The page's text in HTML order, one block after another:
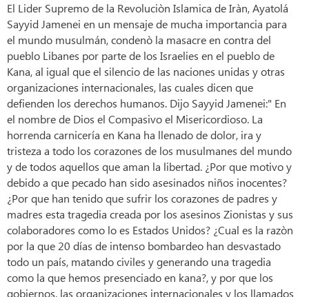
El Lider Supremo de la Revoluciòn Islamica de Iràn, Ayatolá
Sayyid Jamenei en un mensaje de mucha importancia para
el mundo musulmán, condenò la masacre en contra del
pueblo Libanes por parte de los Israelies en el pueblo de
Kana, al igual que el silencio de las naciones unidas y otras
organizaciones internacionales, las cuales dicen que
defienden los derechos humanos. Dijo Sayyid Jamenei:" En
el nombre de Dios el Compasivo el Misericordioso. La
horrenda carnicería en Kana ha llenado de dolor, ira y
tristeza a todo los corazones de los musulmanes del mundo
y de todos aquellos que aman la libertad. ¿Por que motivo y
debido a que pecado han sido asesinados niños inocentes?
¿Por que han tenido que sufrir los corazones de padres y
madres esta tragedia creada por los asesinos Zionistas y sus
colaboradores como lo es Estados Unidos? ¿Cual es la razòn
por la que 20 días de intenso bombardeo han desvastado
todo un país, matando civiles y generando una tragedia
como la que hemos presenciado en kana?, y por que los
gobiernos, las organizaciones internacionales y los llamados